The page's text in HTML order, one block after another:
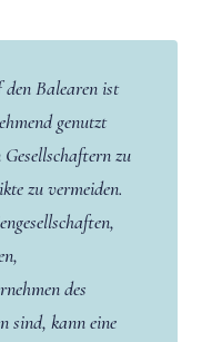
den Balearen ist
genutzt
zu
zu vermeiden.
des
sind, kann eine